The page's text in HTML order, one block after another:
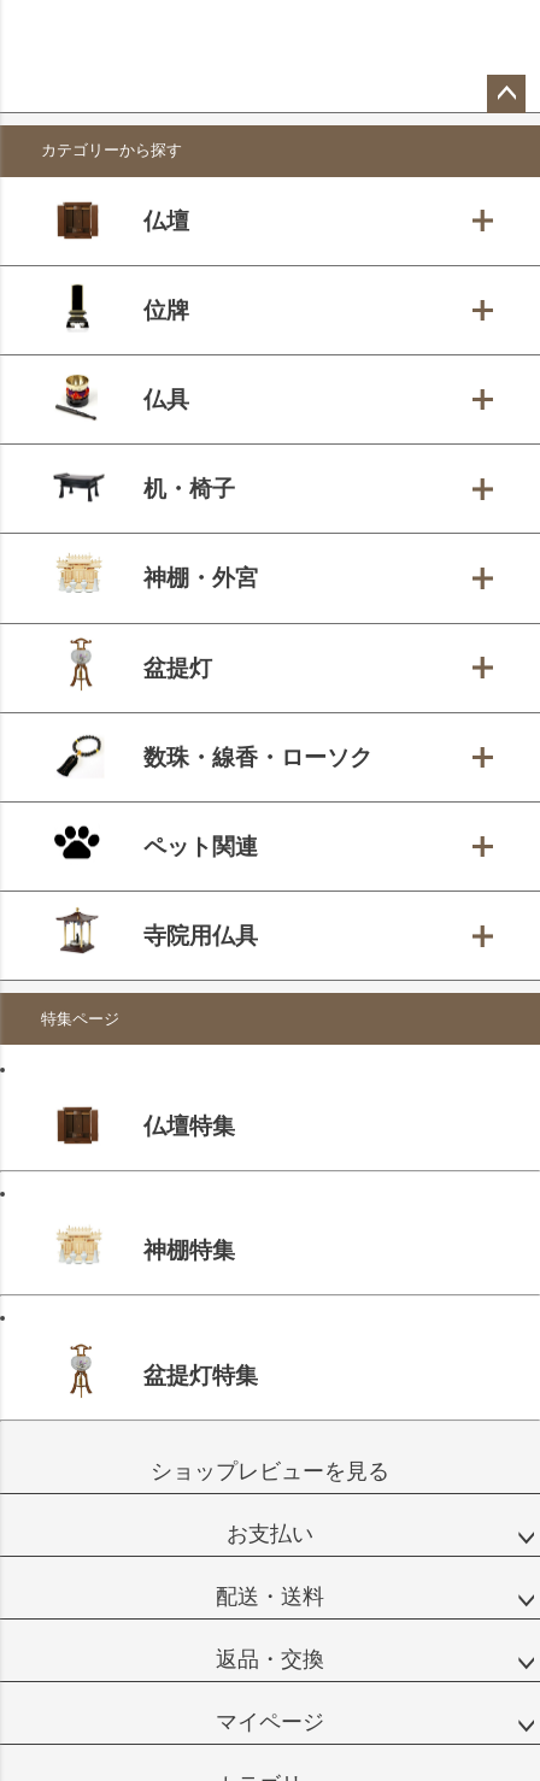
ペー
ップ
カテゴリーから探す
仏壇
位牌
仏具
机・椅子
神棚・外宮
盆提灯
数珠・線香・ローソク
ペット関連
寺院用仏具
特集ページ
仏壇特集
神棚特集
盆提灯特集
ショップレビューを見る
お支払い
配送・送料
返品・交換
マイページ